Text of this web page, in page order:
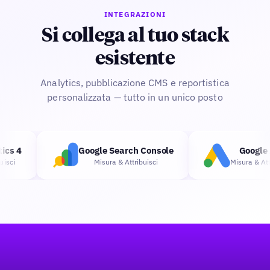
INTEGRAZIONI
Si collega al tuo stack
esistente
Analytics, pubblicazione CMS e reportistica
personalizzata — tutto in un unico posto
4 Google Search Console
Misura & Attribuisci
Google
Misura &